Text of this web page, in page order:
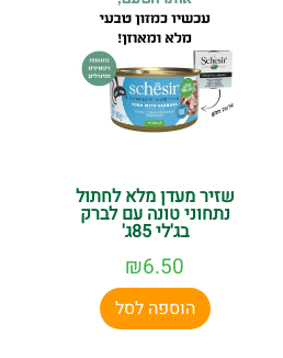
שזיר מעדן מלא לחתול
נתחוני טונה עם לברק
בג'לי 85ג'
₪6.50
הוספה לסל